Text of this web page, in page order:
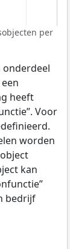
per
onderdeel
heeft
Voor
worden
kan
bedrijf